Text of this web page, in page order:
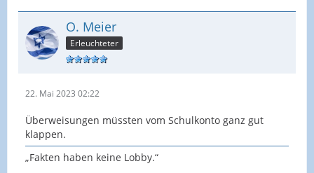
O. Meier
Erleuchteter
22. Mai 2023 02:22
Überweisungen müssten vom Schulkonto ganz gut
klappen.
„Fakten haben keine Lobby.“